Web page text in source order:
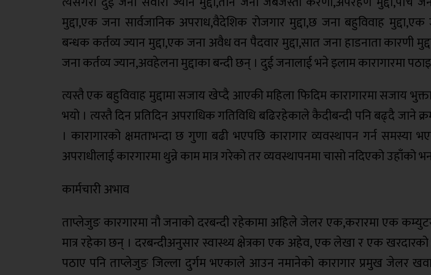
मुद्दा,एक जना सार्वजानिक अपराध,वैदेशिक रोजगार मुद्दा,छ जना बहुविवाह
बन्धक कर्तव्य ज्यान मुद्दा,एक जना अवैध वन पैदवार मुद्दा,सात जना हाडनाता कारणी
जना कर्तव्य ज्यान,अवहेलना मुद्दाका बन्दी छन् । दुई जनालाई भने इलाम कारागारमा
त्यस्तै एक बहुविवाह मुद्दामा सजाय खेप्दै आएकी महिला फिदिम कारागारमा सजाय
भयो । त्यस्तै दिन प्रतिदिन अपराधिक गतिविधि बढिरहेकाले कैदीबन्दी पनि बढ्दै
। कारागारको क्षमताभन्दा छ गुणा बढी भएपछि कारागार व्यवस्थापन गर्न
अपराधीलाई कारगारमा थुन्ने काम मात्र गरेको तर व्यवस्थापनमा चासो नदिएको उहाँको
कार्मचारी अभाव
ताप्लेजुङ कारगारमा नौ जनाको दरबन्दी रहेकामा अहिले जेलर एक,करारमा एक
मात्र रहेका छन् । दरबन्दीअनुसार स्वास्थ्य क्षेत्रका एक अहेव, एक लेखा र एक खरदारको
पठाए पनि ताप्लेजुङ जिल्ला दुर्गम भएकाले आउन नमानेको कारागार प्रमुख जेलर